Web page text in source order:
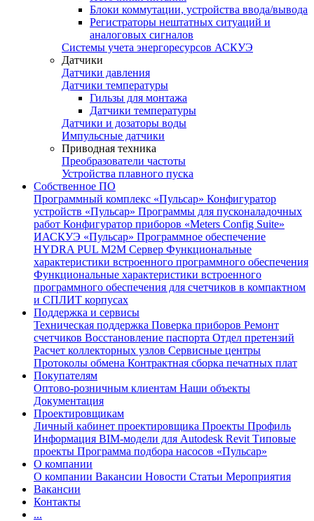
Блоки коммутации, устройства ввода/вывода
Регистраторы нештатных ситуаций и
аналоговых сигналов
Системы учета энергоресурсов АСКУЭ
Датчики
Датчики давления
Датчики температуры
Гильзы для монтажа
Датчики температуры
Датчики и дозаторы воды
Импульсные датчики
Приводная техника
Преобразователи частоты
Устройства плавного пуска
Собственное ПО
Программный комплекс «Пульсар» Конфигуратор
устройств «Пульсар» Программы для пусконаладочных
работ Конфигуратор приборов «Meters Config Suite»
ИАСКУЭ «Пульсар» Программное обеспечение
HYDRA PUL M2M Сервер Функциональные
характеристики встроенного программного обеспечения
Функциональные характеристики встроенного
программного обеспечения для счетчиков в компактном
и СПЛИТ корпусах
Поддержка и сервисы
Техническая поддержка Поверка приборов Ремонт
счетчиков Восстановление паспорта Отдел претензий
Расчет коллекторных узлов Сервисные центры
Протоколы обмена Контрактная сборка печатных плат
Покупателям
Оптово-розничным клиентам Наши объекты
Документация
Проектировщикам
Личный кабинет проектировщика Проекты Профиль
Информация BIM-модели для Autodesk Revit Типовые
проекты Программа подбора насосов «Пульсар»
О компании
О компании Вакансии Новости Статьи Мероприятия
Вакансии
Контакты
...